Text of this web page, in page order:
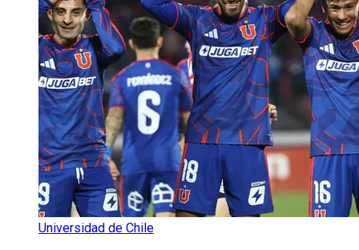
Universidad de Chile